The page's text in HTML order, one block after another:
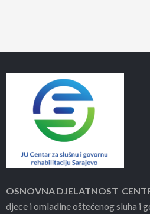
OSNOVNA DJELATNOST
djece i omladine oštećenog sluha i